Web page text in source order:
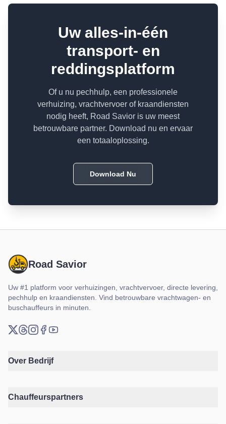
Uw alles-in-één
transport- en
reddingsplatform
Of u nu pechhulp, een professionele
verhuizing, vrachtvervoer of kraandiensten
nodig heeft, Road Savior is uw meest
betrouwbare partner. Download nu en ervaar
een totaaloplossing.
Download Nu
Road Savior
Uw #1 platform voor verhuizingen, vrachtvervoer, directe levering,
pechhulp en kraandiensten. Vind betrouwbare vrachtwagen- en
buschauffeurs in minuten.
Over Bedrijf
Chauffeurspartners